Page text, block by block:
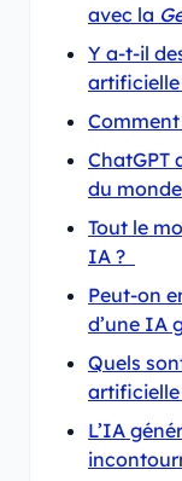
avec la
Y a-t-il
artificielle
ChatGPT
du
Tout le
IA ?
Peut-on
d’une IA
Quels
artificielle
L’IA